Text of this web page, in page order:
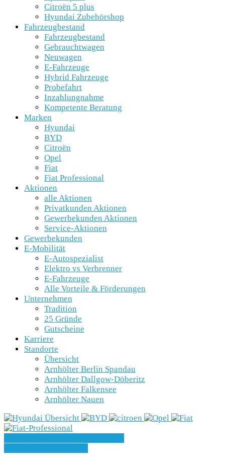
Citroën 5 plus
Hyundai Zubehörshop
Fahrzeugbestand
Fahrzeugbestand
Gebrauchtwagen
Neuwagen
E-Fahrzeuge
Hybrid Fahrzeuge
Probefahrt
Inzahlungnahme
Kompetente Beratung
Marken
Hyundai
BYD
Citroën
Opel
Fiat
Fiat Professional
Aktionen
alle Aktionen
Privatkunden Aktionen
Gewerbekunden Aktionen
Service-Aktionen
Gewerbekunden
E-Mobilität
E-Autospezialist
Elektro vs Verbrenner
E-Fahrzeuge
Alle Vorteile & Förderungen
Unternehmen
Tradition
25 Gründe
Gutscheine
Karriere
Standorte
Übersicht
Arnhölter Berlin Spandau
Arnhölter Dallgow-Döberitz
Arnhölter Falkensee
Arnhölter Nauen